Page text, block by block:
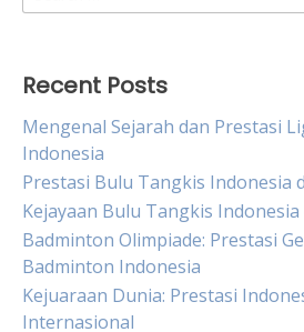
for:
Recent Posts
Mengenal Sejarah dan Prestasi
Indonesia
Prestasi Bulu Tangkis Indonesia
Kejayaan Bulu Tangkis Indonesia
Badminton Olimpiade: Prestasi
Badminton Indonesia
Kejuaraan Dunia: Prestasi
Internasional